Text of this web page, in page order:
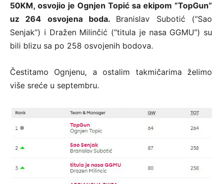
50KM, osvojio je Ognjen Topić sa ekipom “TopGun”
uz 264 osvojena boda. Branislav Subotić (“Sao
Senjak”) i Dražen Milinčić (“titula je nasa GGMU”) su
bili blizu sa po 258 osvojenih bodova.
Čestitamo Ognjenu, a ostalim takmičarima želimo
više sreće u septembru.